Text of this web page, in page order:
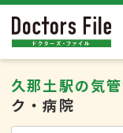
久那土駅の気
ク・病院